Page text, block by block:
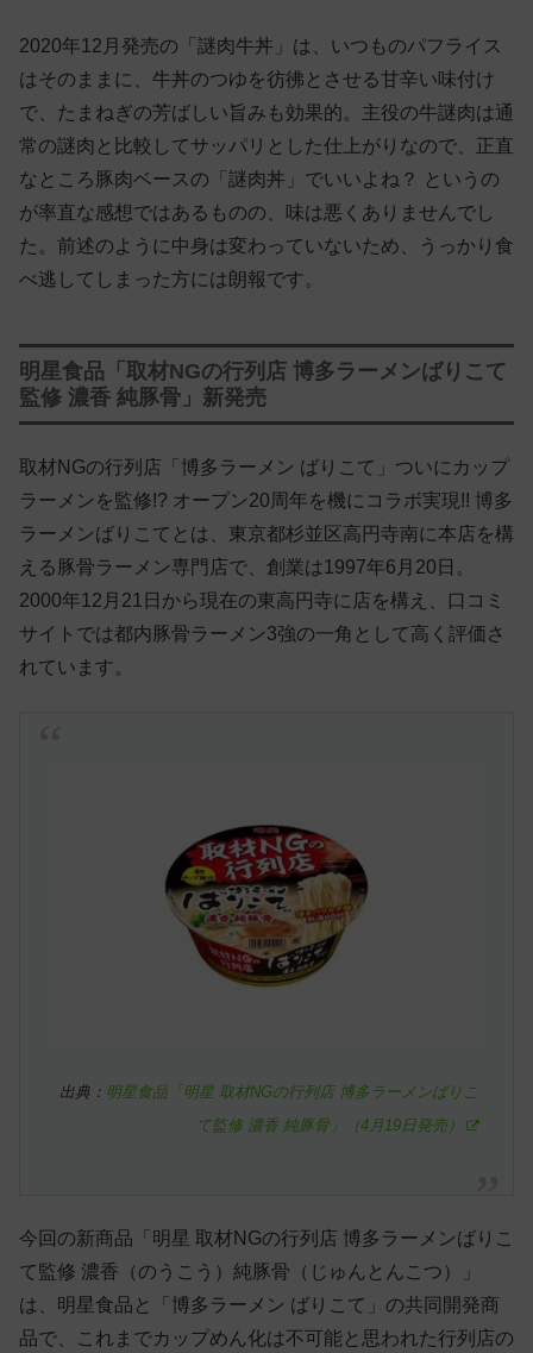
2020年12月発売の「謎肉牛丼」は、いつものパフライス
はそのままに、牛丼のつゆを彷彿とさせる甘辛い味付け
で、たまねぎの芳ばしい旨みも効果的。主役の牛謎肉は通
常の謎肉と比較してサッパリとした仕上がりなので、正直
なところ豚肉ベースの「謎肉丼」でいいよね？ というの
が率直な感想ではあるものの、味は悪くありませんでし
た。前述のように中身は変わっていないため、うっかり食
べ逃してしまった方には朗報です。
明星食品「取材NGの行列店 博多ラーメンばりこて
監修 濃香 純豚骨」新発売
取材NGの行列店「博多ラーメン ばりこて」ついにカップ
ラーメンを監修!? オープン20周年を機にコラボ実現!! 博多
ラーメンばりこてとは、東京都杉並区高円寺南に本店を構
える豚骨ラーメン専門店で、創業は1997年6月20日。
2000年12月21日から現在の東高円寺に店を構え、口コミ
サイトでは都内豚骨ラーメン3強の一角として高く評価さ
れています。
出典： 明星食品「明星 取材NGの行列店 博多ラーメンばりこ
て監修 濃香 純豚骨」（4月19日発売）
今回の新商品「明星 取材NGの行列店 博多ラーメンばりこ
て監修 濃香（のうこう）純豚骨（じゅんとんこつ）」
は、明星食品と「博多ラーメン ばりこて」の共同開発商
品で、これまでカップめん化は不可能と思われた行列店の